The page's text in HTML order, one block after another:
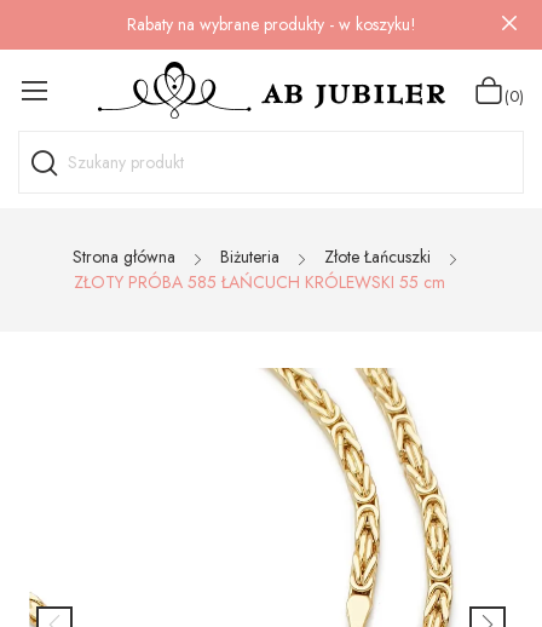
Rabaty na wybrane produkty - w koszyku!
(0)
Strona główna Biżuteria
Złote Łańcuszki
ZŁOTY PRÓBA 585 ŁAŃCUCH KRÓLEWSKI 55 cm